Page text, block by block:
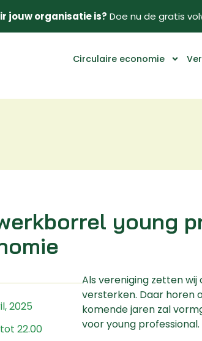
jouw organisatie is? Doe nu de gratis
Circulaire economie
young
2025
tot 22.00
Als vereniging zetten
versterken. Daar horen
komende jaren zal
voor young professional.